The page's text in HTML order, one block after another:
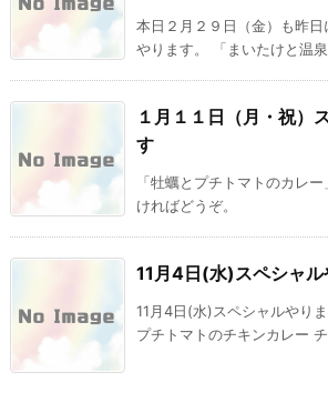
本日２月２９日（金）も昨
やります。 「まいたけと温
１月１１日（月・祝）
す
「牡蠣とプチトマトのカレ
ければどうぞ。
11月4日(水)スペシャル
11月4日(水)スペシャルやり
プチトマトのチキンカレー